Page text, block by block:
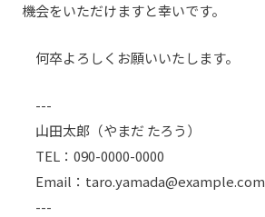
機会をいただけますと幸いです。
何卒よろしくお願いいたします。
---
山田太郎（やまだ たろう）
TEL：090-0000-0000
Email：taro.yamada@example.com
---